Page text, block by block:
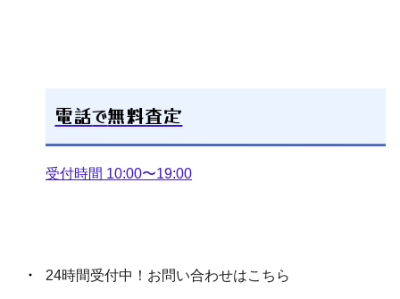
電話で無料査定
受付時間 10:00〜19:00
24時間受付中！お問い合わせはこちら